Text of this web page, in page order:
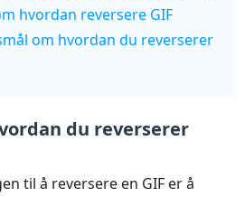
hvordan reversere GIF
om hvordan du reverserer
du reverserer
til å reversere en GIF er å